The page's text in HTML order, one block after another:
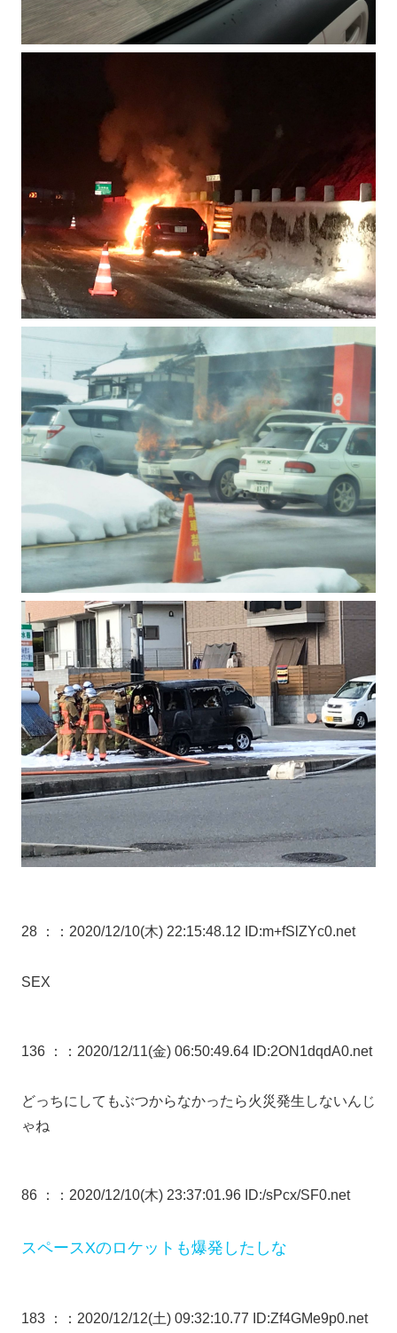
28 ： ：2020/12/10(木) 22:15:48.12 ID:m+fSlZYc0.net
SEX
136 ： ：2020/12/11(金) 06:50:49.64 ID:2ON1dqdA0.net
どっちにしてもぶつからなかったら火災発生しないんじ
ゃね
86 ： ：2020/12/10(木) 23:37:01.96 ID:/sPcx/SF0.net
スペースXのロケットも爆発したしな
183 ： ：2020/12/12(土) 09:32:10.77 ID:Zf4GMe9p0.net